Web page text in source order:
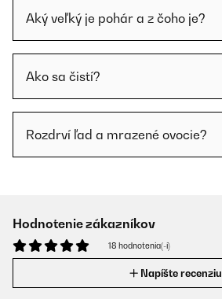
Aký veľký je pohár a z čoho je?
Ako sa čistí?
Rozdrví ľad a mrazené ovocie?
Hodnotenie zákazníkov
18 hodnotenia(-í)
Napíšte recenziu